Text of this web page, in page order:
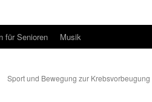
für Senioren Musik
Sport und Bewegung zur Krebsvorbeugung